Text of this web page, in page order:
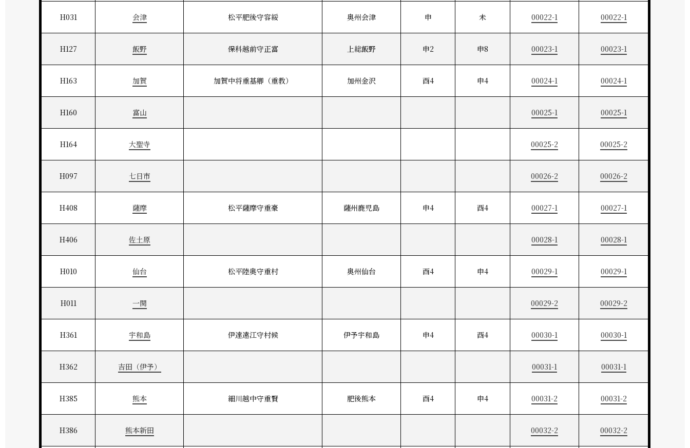
H031 会津 松平肥後守容綏 奥州会津 申 未 00022-1 00022-1
H127 飯野 保科越前守正富 上総飯野 申2 申8 00023-1 00023-1
H163 加賀 加賀中将重基卿（重教） 加州金沢 酉4 申4 00024-1 00024-1
H160 富山 00025-1 00025-1
H164 大聖寺 00025-2 00025-2
H097 七日市 00026-2 00026-2
H408 薩摩 松平薩摩守重豪 薩州鹿児島 申4 酉4 00027-1 00027-1
H406 佐土原 00028-1 00028-1
H010 仙台 松平陸奥守重村 奥州仙台 酉4 申4 00029-1 00029-1
H011 一関 00029-2 00029-2
H361 宇和島 伊達遠江守村候 伊予宇和島 申4 酉4 00030-1 00030-1
H362 吉田（伊予） 00031-1 00031-1
H385 熊本 細川越中守重賢 肥後熊本 酉4 申4 00031-2 00031-2
H386 熊本新田 00032-2 00032-2